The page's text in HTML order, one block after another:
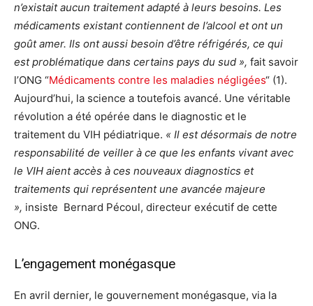
n’existait aucun traitement adapté à leurs besoins. Les
médicaments existant contiennent de l’alcool et ont un
goût amer. Ils ont aussi besoin d’être réfrigérés, ce qui
est problématique dans certains pays du sud », fait savoir
l’ONG “Médicaments contre les maladies négligées“ (1).
Aujourd’hui, la science a toutefois avancé. Une véritable
révolution a été opérée dans le diagnostic et le
traitement du VIH pédiatrique. « Il est désormais de notre
responsabilité de veiller à ce que les enfants vivant avec
le VIH aient accès à ces nouveaux diagnostics et
traitements qui représentent une avancée majeure
», insiste Bernard Pécoul, directeur exécutif de cette
ONG.
L’engagement monégasque
En avril dernier, le gouvernement monégasque, via la